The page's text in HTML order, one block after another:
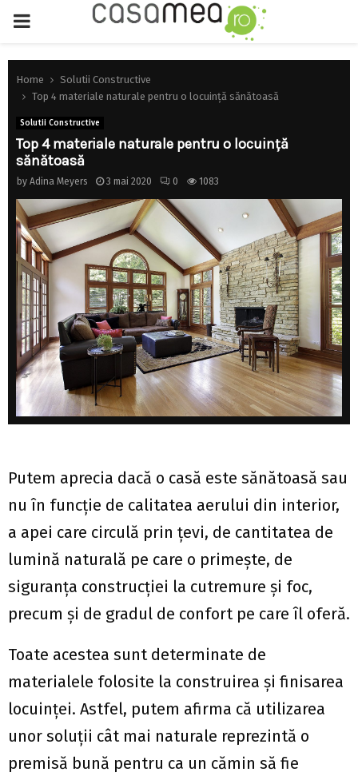
PRIMARY
MENU
Home
Solutii Constructive
Top 4 materiale naturale pentru o locuinţă sănătoasă
Solutii Constructive
Top 4 materiale naturale pentru o locuinţă
sănătoasă
by Adina Meyers 3 mai 2020 0 1083
Putem aprecia dacă o casă este sănătoasă sau
nu în funcţie de calitatea aerului din interior,
a apei care circulă prin ţevi, de cantitatea de
lumină naturală pe care o primeşte, de
siguranţa construcţiei la cutremure şi foc,
precum şi de gradul de confort pe care îl oferă.
Toate acestea sunt determinate de
materialele folosite la construirea şi finisarea
locuinţei. Astfel, putem afirma că utilizarea
unor soluţii cât mai naturale reprezintă o
premisă bună pentru ca un cămin să fie